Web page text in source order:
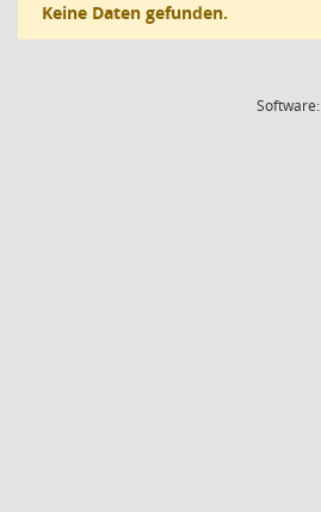
Keine Daten gefunden.
Software: